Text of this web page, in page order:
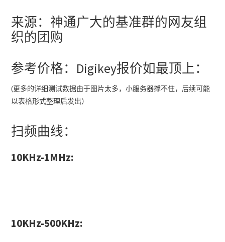
来源：神通广大的基准群的网友组
织的团购
参考价格：Digikey报价如最顶上：
(更多的详细测试数据由于图片太多，小服务器撑不住，后续可能
以表格形式整理后发出）
扫频曲线：
10KHz-1MHz:
10KHz-500KHz: